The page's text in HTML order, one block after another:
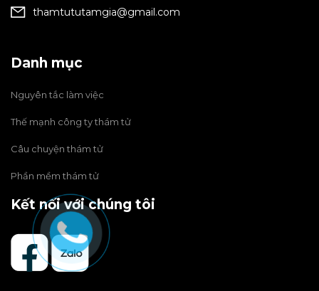
thamtututamgia@gmail.com
Danh mục
Nguyên tắc làm việc
Thế mạnh công ty thám tử
Câu chuyện thám tử
Phần mềm thám tử
Kết nối với chúng tôi